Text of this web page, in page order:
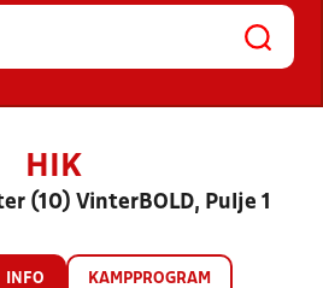
HOLD
HIK
(10) VinterBOLD, Pulje 1
INFO KAMPPROGRAM